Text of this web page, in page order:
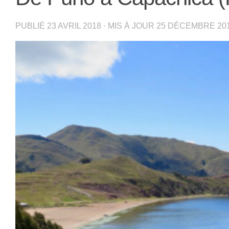
PUBLIÉ 23 AVRIL 2018 · MIS À JOUR 25 DÉCEMBRE